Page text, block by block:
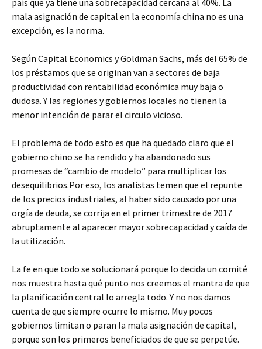
país que ya tiene una sobrecapacidad cercana al 40%. La
mala asignación de capital en la economía china no es una
excepción, es la norma.
Según Capital Economics y Goldman Sachs, más del 65% de
los préstamos que se originan van a sectores de baja
productividad con rentabilidad económica muy baja o
dudosa. Y las regiones y gobiernos locales no tienen la
menor intención de parar el circulo vicioso.
El problema de todo esto es que ha quedado claro que el
gobierno chino se ha rendido y ha abandonado sus
promesas de “cambio de modelo” para multiplicar los
desequilibrios.Por eso, los analistas temen que el repunte
de los precios industriales, al haber sido causado por una
orgía de deuda, se corrija en el primer trimestre de 2017
abruptamente al aparecer mayor sobrecapacidad y caída de
la utilización.
La fe en que todo se solucionará porque lo decida un comité
nos muestra hasta qué punto nos creemos el mantra de que
la planificación central lo arregla todo. Y no nos damos
cuenta de que siempre ocurre lo mismo. Muy pocos
gobiernos limitan o paran la mala asignación de capital,
porque son los primeros beneficiados de que se perpetúe.